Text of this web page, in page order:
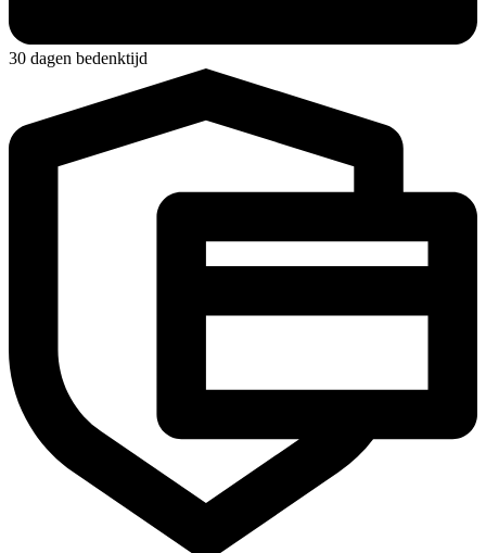
30 dagen bedenktijd